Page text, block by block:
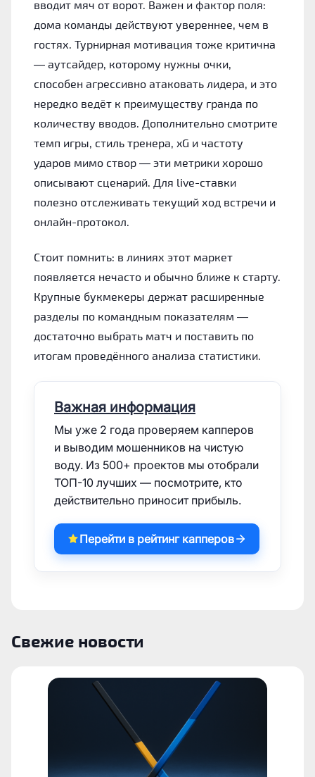
вводит мяч от ворот. Важен и фактор поля:
дома команды действуют увереннее, чем в
гостях. Турнирная мотивация тоже критична
— аутсайдер, которому нужны очки,
способен агрессивно атаковать лидера, и это
нередко ведёт к преимуществу гранда по
количеству вводов. Дополнительно смотрите
темп игры, стиль тренера, xG и частоту
ударов мимо створ — эти метрики хорошо
описывают сценарий. Для live-ставки
полезно отслеживать текущий ход встречи и
онлайн-протокол.
Стоит помнить: в линиях этот маркет
появляется нечасто и обычно ближе к старту.
Крупные букмекеры держат расширенные
разделы по командным показателям —
достаточно выбрать матч и поставить по
итогам проведённого анализа статистики.
Важная информация
Мы уже 2 года проверяем капперов
и выводим мошенников на чистую
воду. Из 500+ проектов мы отобрали
ТОП-10 лучших — посмотрите, кто
действительно приносит прибыль.
Перейти в рейтинг капперов
Свежие новости